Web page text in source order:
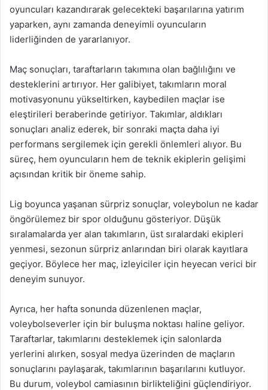
oyuncuları kazandırarak gelecekteki başarılarına yatırım
yaparken, aynı zamanda deneyimli oyuncuların
liderliğinden de yararlanıyor.
Maç sonuçları, taraftarların takımına olan bağlılığını ve
desteklerini artırıyor. Her galibiyet, takımların moral
motivasyonunu yükseltirken, kaybedilen maçlar ise
eleştirileri beraberinde getiriyor. Takımlar, aldıkları
sonuçları analiz ederek, bir sonraki maçta daha iyi
performans sergilemek için gerekli önlemleri alıyor. Bu
süreç, hem oyuncuların hem de teknik ekiplerin gelişimi
açısından kritik bir öneme sahip.
Lig boyunca yaşanan sürpriz sonuçlar, voleybolun ne kadar
öngörülemez bir spor olduğunu gösteriyor. Düşük
sıralamalarda yer alan takımların, üst sıralardaki ekipleri
yenmesi, sezonun sürpriz anlarından biri olarak kayıtlara
geçiyor. Böylece her maç, izleyiciler için heyecan verici bir
deneyim sunuyor.
Ayrıca, her hafta sonunda düzenlenen maçlar,
voleybolseverler için bir buluşma noktası haline geliyor.
Taraftarlar, takımlarını desteklemek için salonlarda
yerlerini alırken, sosyal medya üzerinden de maçların
sonuçlarını paylaşarak, takımlarının başarılarını kutluyor.
Bu durum, voleybol camiasının birlikteliğini güçlendiriyor.